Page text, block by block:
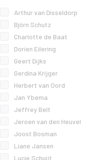
Arthur van Disseldorp
Björn Schutz
Charlotte de Baat
Dorien Eilering
Geert Dijks
Gerdina Krijger
Herbert van Oord
Jan Ybema
Jeffrey Belt
Jeroen van den Heuvel
Joost Bosman
Liane Jansen
Lucie Schuijt